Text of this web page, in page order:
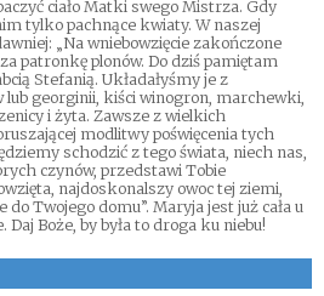
ciało Matki swego Mistrza. Gdy
tylko pachnące kwiaty. W naszej
„Na wniebowzięcie zakończone
patronkę plonów. Do dziś pamiętam
Stefanią. Układałyśmy je z
georginii, kiści winogron, marchewki,
i żyta. Zawsze z wielkich
modlitwy poświęcenia tych
schodzić z tego świata, niech nas,
czynów, przedstawi Tobie
najdoskonalszy owoc tej ziemi,
do Twojego domu”. Maryja jest już cała u
Daj Boże, by była to droga ku niebu!